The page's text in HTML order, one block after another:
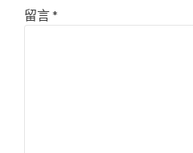
留言*